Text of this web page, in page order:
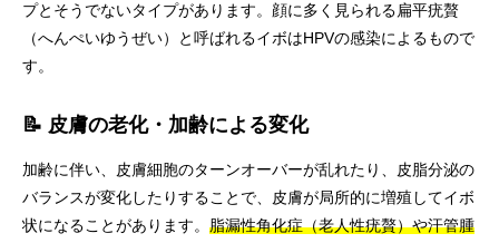
プとそうでないタイプがあります。顔に多く見られる扁平疣贅
（へんぺいゆうぜい）と呼ばれるイボはHPVの感染によるもので
す。
📝 皮膚の老化・加齢による変化
加齢に伴い、皮膚細胞のターンオーバーが乱れたり、皮脂分泌の
バランスが変化したりすることで、皮膚が局所的に増殖してイボ
状になることがあります。 脂漏性角化症（老人性疣贅）や汗管腫